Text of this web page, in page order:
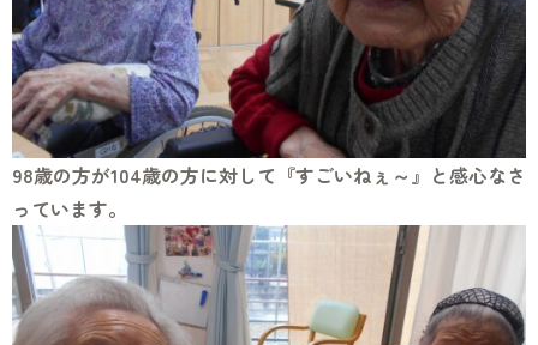
98歳の方が104歳の方に対して『すごいねぇ～』と感心なさ
っています。